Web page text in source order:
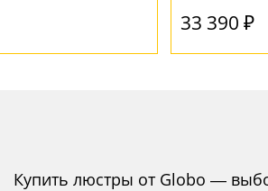
33 390 ₽
Купить люстры от Globo —